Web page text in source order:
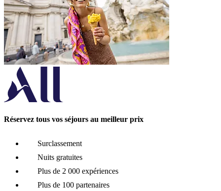
Réservez tous vos séjours au meilleur prix
Surclassement
Nuits gratuites
Plus de 2 000 expériences
Plus de 100 partenaires